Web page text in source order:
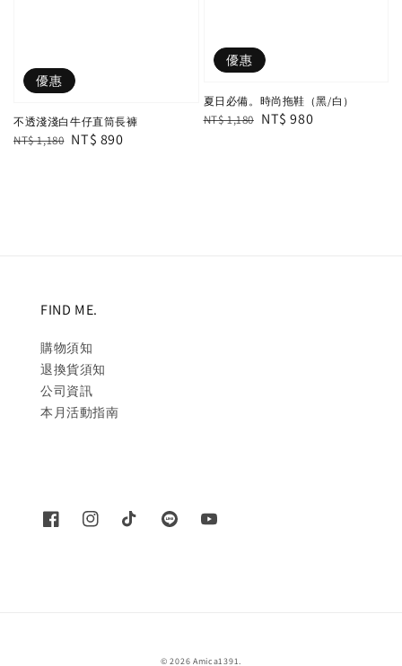
優惠
不透淺淺白牛仔直筒長褲
Regular
NT$ 1,180 Sale
NT$ 890
優惠
夏日必備。時尚拖鞋（黑/白）
Regular
NT$ 1,180 Sale
NT$ 980
FIND ME.
購物須知
退換貨須知
公司資訊
本月活動指南
© 2026 Amica1391.